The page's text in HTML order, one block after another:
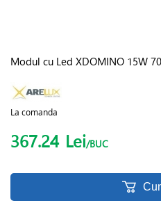
Modul cu Led XDOMINO 15W
La comanda
367.24 Lei/BUC